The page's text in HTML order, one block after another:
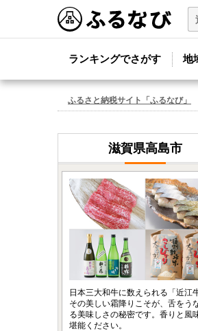
ランキングでさがす 地
ふるさと納税サイト「ふるなび」
滋賀県高島市
日本三大和牛に数えられる「近江
その美しい霜降りこそが、舌をう
る美味しさの秘密です。香りと風
堪能ください。